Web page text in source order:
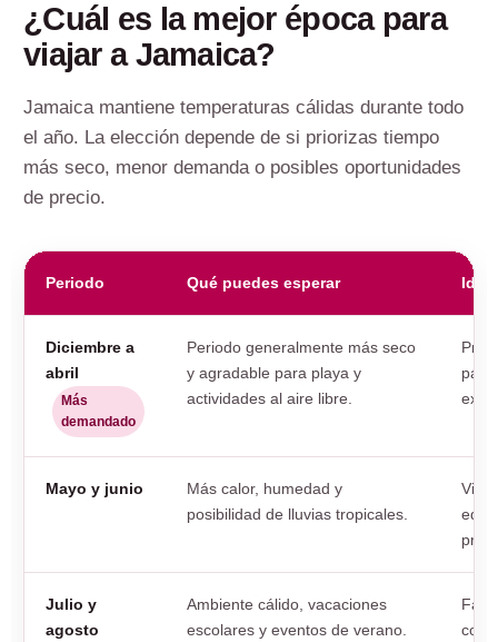
¿Cuál es la mejor época para
viajar a Jamaica?
Jamaica mantiene temperaturas cálidas durante todo
el año. La elección depende de si priorizas tiempo
más seco, menor demanda o posibles oportunidades
de precio.
Periodo Qué puedes esperar
Diciembre a
abril
Más
demandado
Periodo generalmente más seco
y agradable para playa y
actividades al aire libre.
Mayo y junio
Más calor, humedad y
posibilidad de lluvias tropicales.
Julio y
agosto
Ambiente cálido, vacaciones
escolares y eventos de verano.